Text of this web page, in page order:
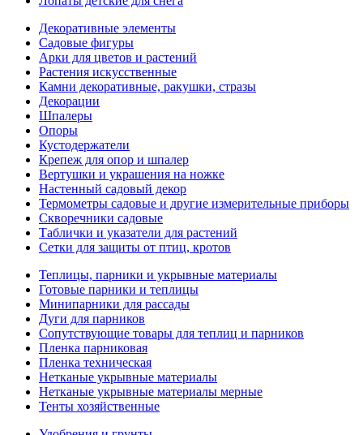
Декоративные элементы
Садовые фигуры
Арки для цветов и растений
Растения искусственные
Камни декоративные, ракушки, стразы
Декорации
Шпалеры
Опоры
Кустодержатели
Крепеж для опор и шпалер
Вертушки и украшения на ножке
Настенный садовый декор
Термометры садовые и другие измерительные приборы
Скворечники садовые
Таблички и указатели для растений
Сетки для защиты от птиц, кротов
Теплицы, парники и укрывные материалы
Готовые парники и теплицы
Минипарники для рассады
Дуги для парников
Сопутствующие товары для теплиц и парников
Пленка парниковая
Пленка техническая
Нетканые укрывные материалы
Нетканые укрывные материалы мерные
Тенты хозяйственные